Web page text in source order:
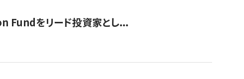
Fundをリード投資家とし...